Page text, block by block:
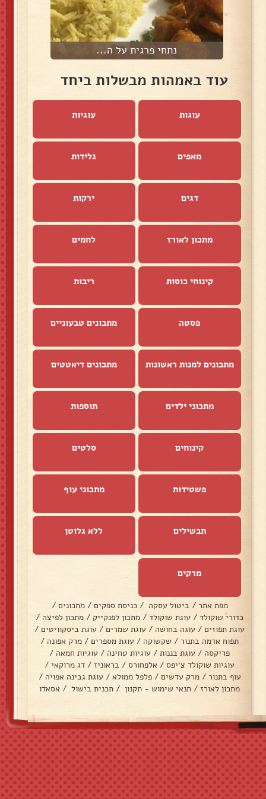
נתחי פרגית על ה...
עוד באמהות מבשלות ביחד
עוגות עוגיות
מאפים גלידות
דגים ירקות
מתכון לאורז לחמים
קינוחי כוסות ריבות
פסטה מתכונים טבעוניים
מתכונים למנות ראשונות מתכונים דיאטטים
מתכוני ילדים תוספות
קינוחים סלטים
פשטידות מתכוני עוף
תבשילים ללא גלוטן
מרקים
מפת אתר / ביטול עסקה / כניסת ספקים / מתכונים /
כדורי שוקולד / עוגת שוקולד / מתכון לפנקייק / מתכון לפיצה /
עוגת תפוזים / עוגה בחושה / עוגת שמרים / עוגת ביסקוויטים /
תפוח אדמה בתנור / שקשוקה / עוגת מספרים / מרק אפונה /
פריקסה / עוגת בננות / עוגיות טחינה / עוגיות חמאה /
עוגיות שוקולד צ׳יפס / אלפחורס / בראוניז / דג מרוקאי /
עוף בתנור / מרק עדשים / פלפל ממולא / עוגת גבינה אפויה /
מתכון לאורז / תנאי שימוש - תקנון / תכנית בישול / אסאדו